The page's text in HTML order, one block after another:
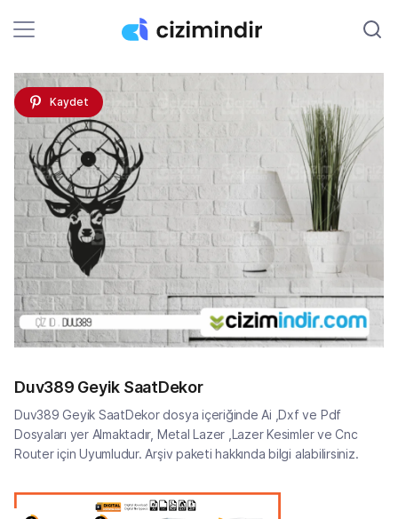
Kaydet
Duv389 Geyik SaatDekor
Duv389 Geyik SaatDekor dosya içeriğinde Ai ,Dxf ve Pdf
Dosyaları yer Almaktadır, Metal Lazer ,Lazer Kesimler ve Cnc
Router için Uyumludur. Arşiv paketi hakkında bilgi alabilirsiniz.